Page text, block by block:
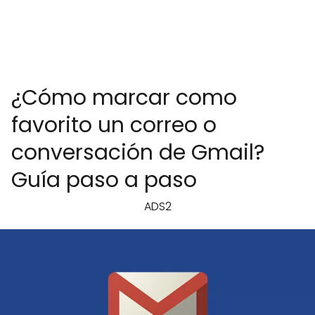
¿Cómo marcar como
favorito un correo o
conversación de Gmail?
Guía paso a paso
ADS2